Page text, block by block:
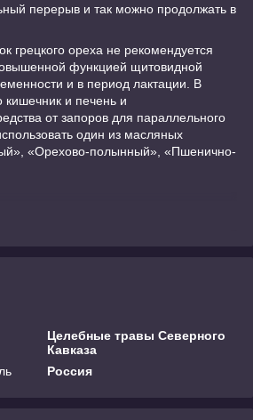
перерыв и так можно продолжать в
грецкого ореха не рекомендуется
функцией щитовидной
и в период лактации. В
и печень и
от запоров для параллельного
один из масляных
«Орехово-полынный», «Пшенично-
Целебные травы Северного
Кавказа
Россия